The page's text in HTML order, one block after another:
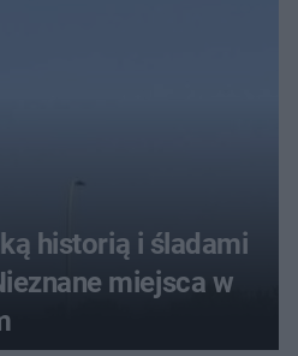
historią i śladami
miejsca w